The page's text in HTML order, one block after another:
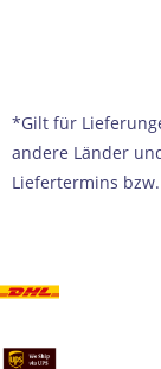
*Gilt für
andere Länder
Liefertermins